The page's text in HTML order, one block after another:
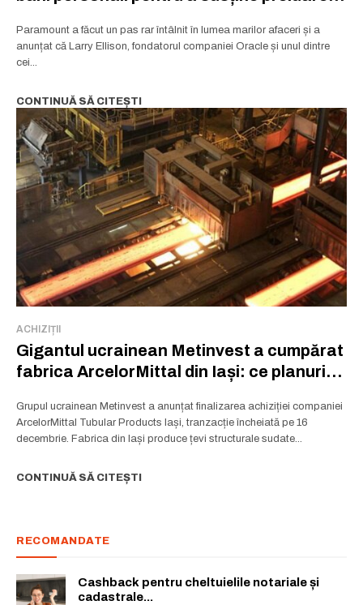
Paramount a făcut un pas rar întâlnit în lumea marilor afaceri și a
anunțat că Larry Ellison, fondatorul companiei Oracle și unul dintre
cei...
CONTINUĂ SĂ CITEȘTI
ACHIZIȚII
Gigantul ucrainean Metinvest a cumpărat
fabrica ArcelorMittal din Iași: ce planuri
Grupul ucrainean Metinvest a anunțat finalizarea achiziției companiei
ArcelorMittal Tubular Products Iași, tranzacție încheiată pe 16
decembrie. Fabrica din Iași produce țevi structurale sudate...
CONTINUĂ SĂ CITEȘTI
RECOMANDATE
Cashback pentru cheltuielile notariale și
cadastrale...